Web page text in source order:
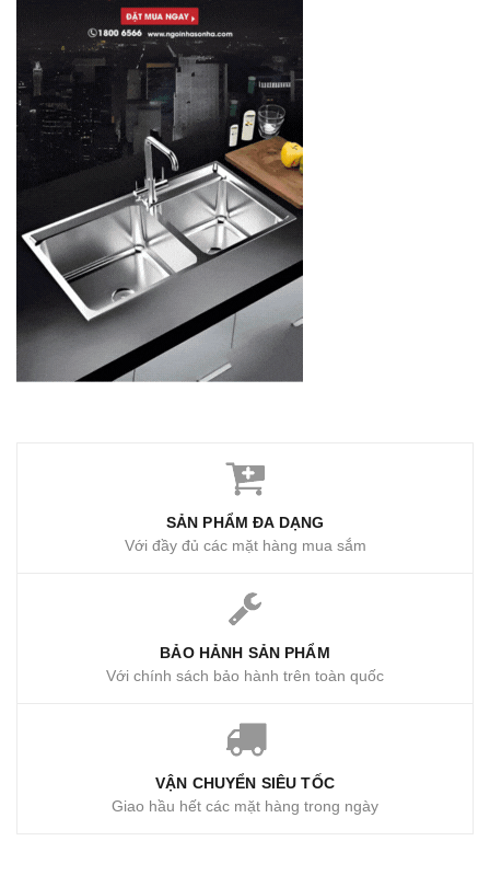
SẢN PHẨM ĐA DẠNG
Với đầy đủ các mặt hàng mua sắm
BẢO HẢNH SẢN PHẨM
Với chính sách bảo hành trên toàn quốc
VẬN CHUYỂN SIÊU TỐC
Giao hầu hết các mặt hàng trong ngày